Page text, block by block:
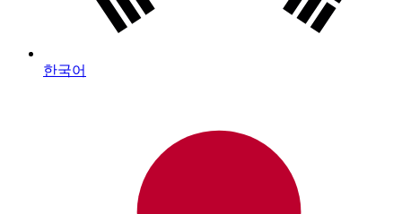
한국어